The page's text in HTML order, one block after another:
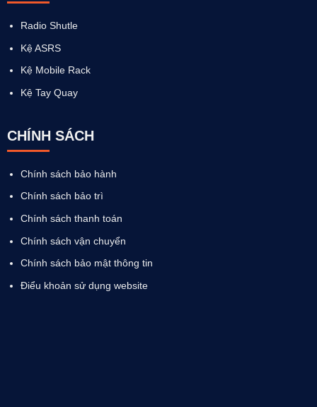
Radio Shutle
Kệ ASRS
Kệ Mobile Rack
Kệ Tay Quay
CHÍNH SÁCH
Chính sách bảo hành
Chính sách bảo trì
Chính sách thanh toán
Chính sách vận chuyển
Chính sách bảo mật thông tin
Điểu khoản sử dụng website